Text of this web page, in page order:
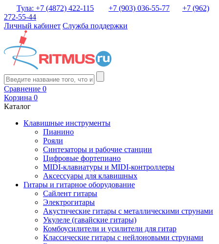
Тула: +7 (4872) 422-115 +7 (903) 036-55-77
+7 (962)
272-55-44
Личный кабинет Служба поддержки
Сравнение 0
Корзина 0
Каталог
Клавишные инструменты
Пианино
Рояли
Синтезаторы и рабочие станции
Цифровые фортепиано
MIDI-клавиатуры и MIDI-контроллеры
Аксессуары для клавишных
Гитары и гитарное оборудование
Сайлент гитары
Электрогитары
Акустические гитары с металлическими струнами
Укулеле (гавайские гитары)
Комбоусилители и усилители для гитар
Классические гитары с нейлоновыми струнами